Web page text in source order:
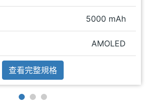
5000 mAh
AMOLED
查看完整規格